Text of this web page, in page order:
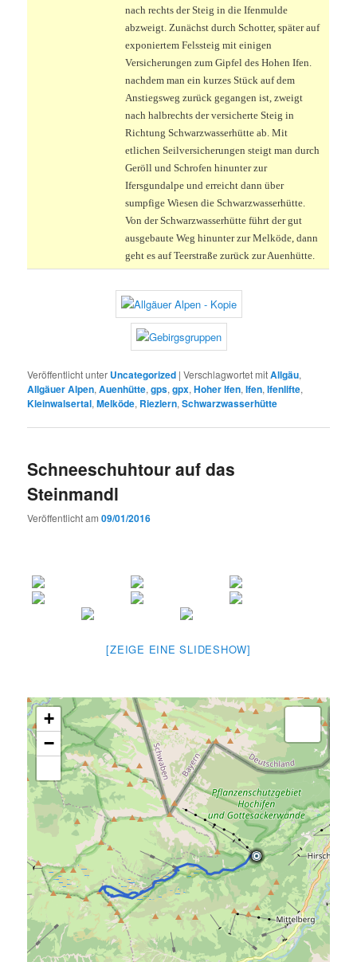
nach rechts der Steig in die Ifenmulde
abzweigt. Zunächst durch Schotter, später auf
exponiertem Felssteig mit einigen
Versicherungen zum Gipfel des Hohen Ifen.
nachdem man ein kurzes Stück auf dem
Anstiegsweg zurück gegangen ist, zweigt
nach halbrechts der versicherte Steig in
Richtung Schwarzwasserhütte ab. Mit
etlichen Seilversicherungen steigt man durch
Geröll und Schrofen hinunter zur
Ifersgundalpe und erreicht dann über
sumpfige Wiesen die Schwarzwasserhütte.
Von der Schwarzwasserhütte führt der gut
ausgebaute Weg hinunter zur Melköde, dann
geht es auf Teerstraße zurück zur Auenhütte.
Veröffentlicht unter Uncategorized |Verschlagwortet mitAllgäu,
Allgäuer Alpen,Auenhütte,gps,gpx,Hoher Ifen,Ifen,Ifenlifte,
Kleinwalsertal,Melköde, Riezlern,Schwarzwasserhütte
Schneeschuhtour auf das
Steinmandl
Veröffentlicht am09/01/2016
[ZEIGE EINE SLIDESHOW]
+
−